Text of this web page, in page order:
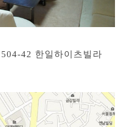
42 한일하이츠빌라